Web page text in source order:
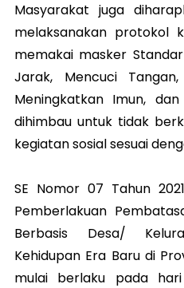
Masyarakat juga
melaksanakan protokol
memakai masker
Jarak, Mencuci
Meningkatkan Imun,
dihimbau untuk tidak
kegiatan sosial sesuai
SE Nomor 07 Tahun
Pemberlakuan
Berbasis Desa/
Kehidupan Era Baru di
mulai berlaku pada